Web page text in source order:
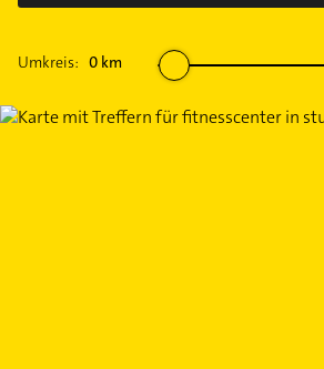
Umkreis: 0 km